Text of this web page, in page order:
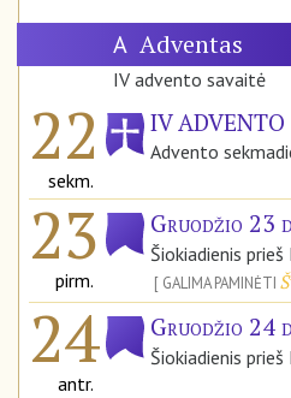
A Adventas
IV advento savaitė
22
sekm.
IV ADVENTO
Advento
23
pirm.
Gruodžio 23
Šiokiadienis
GALIMA PAMINĖTI
24
antr.
Gruodžio 24
Šiokiadienis